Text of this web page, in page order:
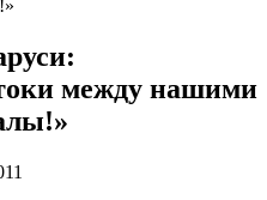
между нашими